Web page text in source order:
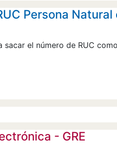
Persona
el número de RUC
- GRE